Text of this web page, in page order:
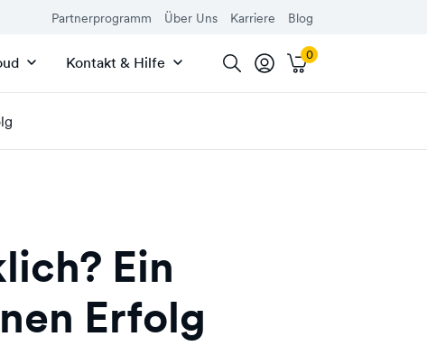
Partnerprogramm Über Uns Karriere Blog
Kontakt & Hilfe
Ein
Erfolg